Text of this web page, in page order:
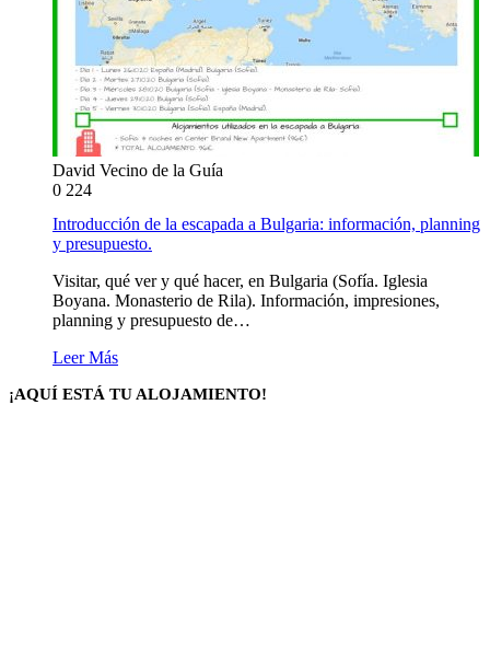
David Vecino de la Guía
0 224
Introducción de la escapada a Bulgaria: información, planning
y presupuesto.
Visitar, qué ver y qué hacer, en Bulgaria (Sofía. Iglesia
Boyana. Monasterio de Rila). Información, impresiones,
planning y presupuesto de…
Leer Más
¡AQUÍ ESTÁ TU ALOJAMIENTO!